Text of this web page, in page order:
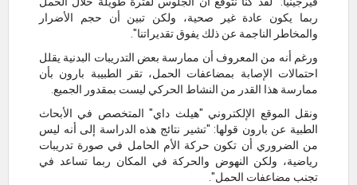
ربما يكون عادة غير صحية، ولكن تبين أن حجم الأضرار
والمخاطر الناجمة عن ذلك يفوق تقديراتنا".
ورغم أنه من المعروف أن ممارسة بعض التدريبات البدنية يقلل
احتمالات الإصابة بمضاعفات الحمل، تقر الطبيبة بارون بأن
ممارسة هذا القدر من النشاط الحركي ليست بمقدور الجميع.
ونقل الموقع الإلكتروني "هيلث داي" المتخصص في الأبحاث
الطبية عن بارون قولها: "تشير نتائج هذه الدراسة إلى أنه ليس
من الضروري أن تكون حركة الأم الحامل في صورة تدريبات
رياضية، ولكن النهوض والحركة في المكان ربما تساعد في
تجنب مضاعفات الحمل".